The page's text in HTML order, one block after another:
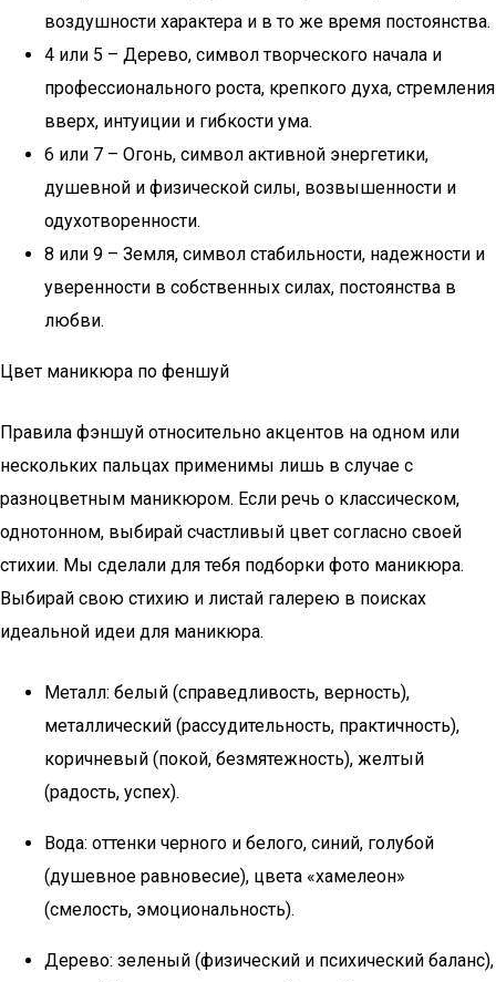
воздушности характера и в то же время постоянства.
4 или 5 – Дерево, символ творческого начала и
профессионального роста, крепкого духа, стремления
вверх, интуиции и гибкости ума.
6 или 7 – Огонь, символ активной энергетики,
душевной и физической силы, возвышенности и
одухотворенности.
8 или 9 – Земля, символ стабильности, надежности и
уверенности в собственных силах, постоянства в
любви.
Цвет маникюра по феншуй
Правила фэншуй относительно акцентов на одном или
нескольких пальцах применимы лишь в случае с
разноцветным маникюром. Если речь о классическом,
однотонном, выбирай счастливый цвет согласно своей
стихии. Мы сделали для тебя подборки фото маникюра.
Выбирай свою стихию и листай галерею в поисках
идеальной идеи для маникюра.
Металл: белый (справедливость, верность),
металлический (рассудительность, практичность),
коричневый (покой, безмятежность), желтый
(радость, успех).
Вода: оттенки черного и белого, синий, голубой
(душевное равновесие), цвета «хамелеон»
(смелость, эмоциональность).
Дерево: зеленый (физический и психический баланс),